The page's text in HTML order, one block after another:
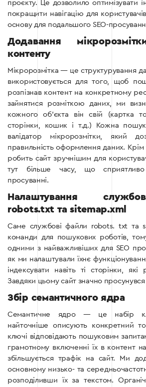
проєкту. Це дозволило оптимізувати
покращити навігацію для
основу для подальшого SEO-
Додавання
контенту
Мікророзмітка — це структурування
використовується для того, щоб
розпізнав контент на конкретному
зайнятися розміткою даних, ми
кожного об’єкта він свій (картка
сторінки, кошик і т.д.)
Кожна
валідатор мікророзмітки, який
правильність оформлення даних. Крім
робить сайт зручнішим для
тут більше часу, що сприятливо
просуванні.
Налаштування
robots.txt та sitemap.xml
Саме службові файли robots. txt та
команди для пошукових роботів,
одними з найважливіших для SEO
як ми налаштували їхнє
індексувати навіть ті сторінки,
Завдяки цьому сайт значно просунувся
Збір семантичного ядра
Семантичне ядро ​​— це набір
найточніше описують конкретний
ключі відповідають пошуковим
грамотному включенні їх в контент
збільшується трафік на сайт.
Ми
основному низько- та
розподіливши їх за текстом.